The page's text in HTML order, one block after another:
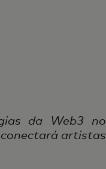
da Web3 no
artistas